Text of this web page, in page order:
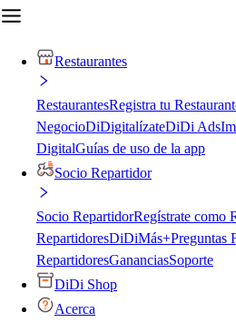
Restaurantes
RestaurantesRegistra tu
NegocioDiDigitalízateDiDi Ads
DigitalGuías de uso de la app
Socio Repartidor
Socio RepartidorRegístrate como
RepartidoresDiDiMás+Preguntas
RepartidoresGananciasSoporte
DiDi Shop
Acerca